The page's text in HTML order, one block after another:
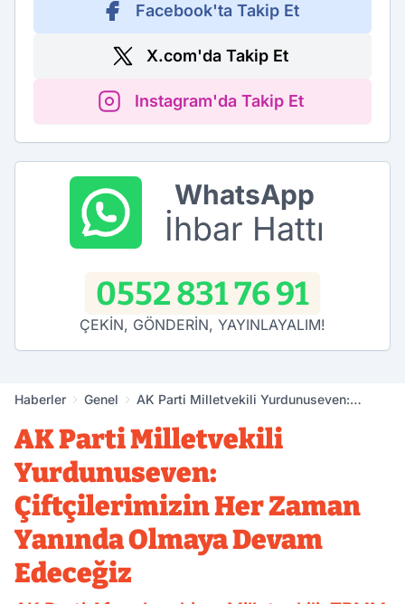
Facebook'ta Takip Et
X.com'da Takip Et
Instagram'da Takip Et
WhatsApp
İhbar Hattı
0552 831 76 91
ÇEKİN, GÖNDERİN, YAYINLAYALIM!
Haberler Genel
AK Parti Milletvekili Yurdunuseven:
Devam Edeceğiz
AK Parti Milletvekili
Yurdunuseven:
Çiftçilerimizin Her Zaman
Yanında Olmaya Devam
Edeceğiz